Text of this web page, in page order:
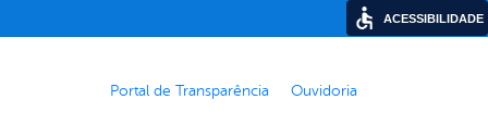
Portal de Transparência Ouvidoria
ACESSIBILIDADE